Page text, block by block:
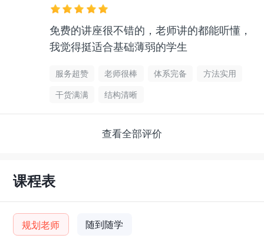
免费的讲座很不错的，老师讲的都能听懂，
我觉得挺适合基础薄弱的学生
服务超赞 老师很棒 体系完备
方法实用
干货满满
结构清晰
查看全部评价
课程表
规划老师 随到随学